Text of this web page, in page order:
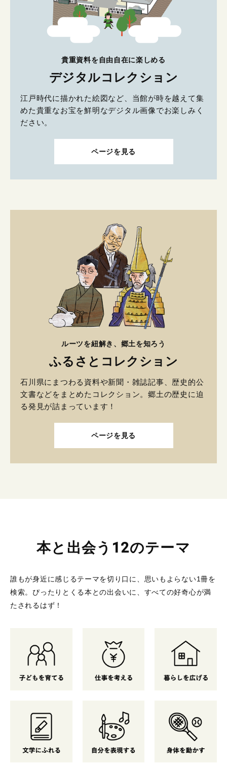
貴重資料を自由自在に楽しめる
デジタルコレクション
江戸時代に描かれた絵図など、当館が時を越えて集
めた貴重なお宝を鮮明なデジタル画像でお楽しみく
ださい。
ページを見る
ルーツを紐解き、郷土を知ろう
ふるさとコレクション
石川県にまつわる資料や新聞・雑誌記事、歴史的公
文書などをまとめたコレクション。郷土の歴史に迫
る発見が詰まっています！
ページを見る
本と出会う12のテーマ
誰もが身近に感じるテーマを切り口に、思いもよらない1冊を
検索。 ぴったりとくる本との出会いに、すべての好奇心が満
たされるはず！